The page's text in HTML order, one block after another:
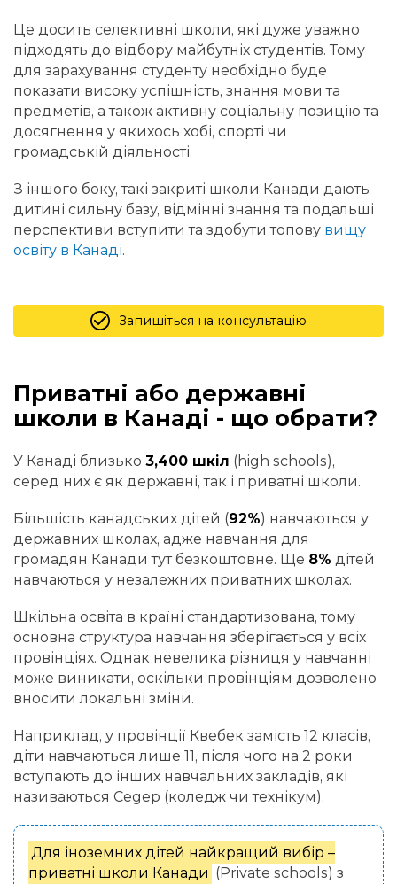
Це досить селективні школи, які дуже уважно
підходять до відбору майбутніх студентів. Тому
для зарахування студенту необхідно буде
показати високу успішність, знання мови та
предметів, а також активну соціальну позицію та
досягнення у якихось хобі, спорті чи
громадській діяльності.
З іншого боку, такі закриті школи Канади дають
дитині сильну базу, відмінні знання та подальші
перспективи вступити та здобути топову вищу
освіту в Канаді.
Запишіться на консультацію
Приватні або державні
школи в Канаді - що обрати?
У Канаді близько 3,400 шкіл (high schools),
серед них є як державні, так і приватні школи.
Більшість канадських дітей (92%) навчаються у
державних школах, адже навчання для
громадян Канади тут безкоштовне. Ще 8% дітей
навчаються у незалежних приватних школах.
Шкільна освіта в країні стандартизована, тому
основна структура навчання зберігається у всіх
провінціях. Однак невелика різниця у навчанні
може виникати, оскільки провінціям дозволено
вносити локальні зміни.
Наприклад, у провінції Квебек замість 12 класів,
діти навчаються лише 11, після чого на 2 роки
вступають до інших навчальних закладів, які
називаються Cegep (коледж чи технікум).
Для іноземних дітей найкращий вибір –
приватні школи Канади (Private schools) з